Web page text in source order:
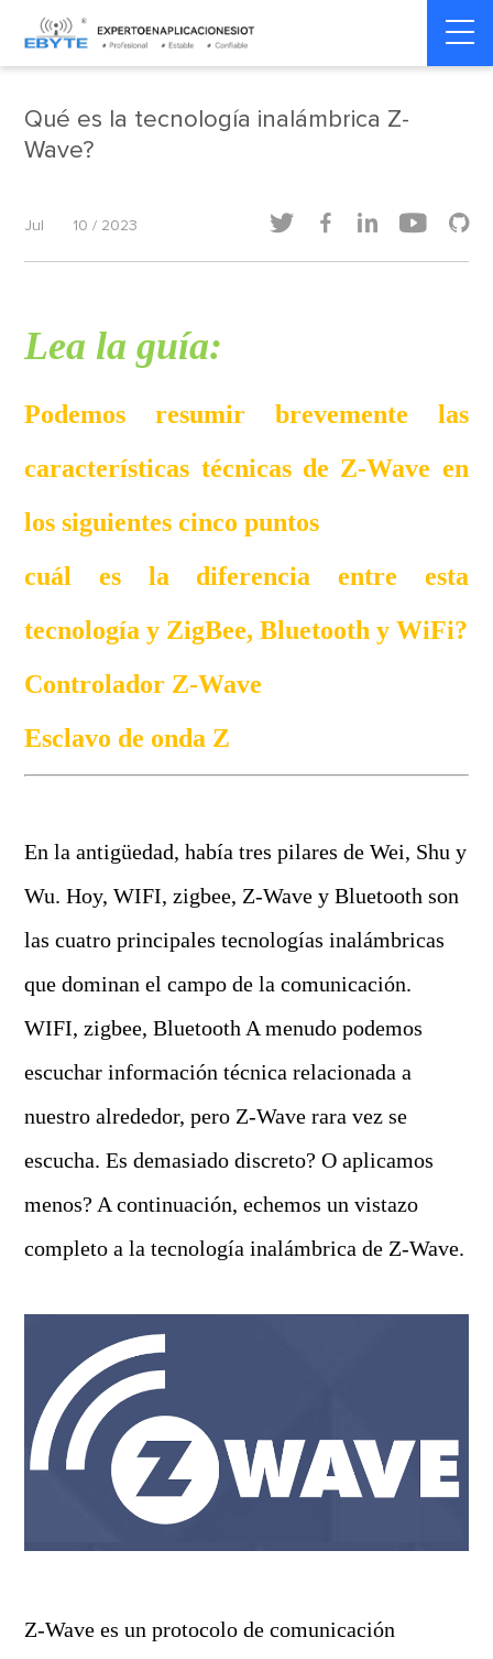
Home > Dinámica de la industria Dinámica de la industria
Qué es la tecnología inalámbrica Z-
Wave?
Jul 10 / 2023     
Lea la guía:
Podemos resumir brevemente las
características técnicas de Z-Wave en
los siguientes cinco puntos
cuál es la diferencia entre esta
tecnología y ZigBee, Bluetooth y WiFi?
Controlador Z-Wave
Esclavo de onda Z
En la antigüedad, había tres pilares de Wei, Shu y
Wu. Hoy, WIFI, zigbee, Z-Wave y Bluetooth son
las cuatro principales tecnologías inalámbricas
que dominan el campo de la comunicación.
WIFI, zigbee, Bluetooth A menudo podemos
escuchar información técnica relacionada a
nuestro alrededor, pero Z-Wave rara vez se
escucha. Es demasiado discreto? O aplicamos
menos? A continuación, echemos un vistazo
completo a la tecnología inalámbrica de Z-Wave.
Z-Wave es un protocolo de comunicación